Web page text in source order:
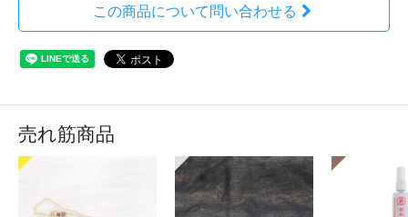
この商品について問い合わせる
売れ筋商品